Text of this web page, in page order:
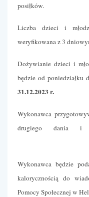
posiłków.
Liczba dzieci i
weryfikowana z 3
Dożywianie dzieci i
będzie od
31.12.2023 r.
Wykonawca
drugiego
Wykonawca będzie
kalorycznością do
Pomocy Społecznej w